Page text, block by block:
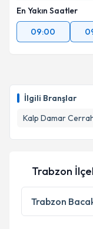
İlgili Branşlar
Kalp Damar
En Yakın Saatler
09:00
Trabzon
Trabzon